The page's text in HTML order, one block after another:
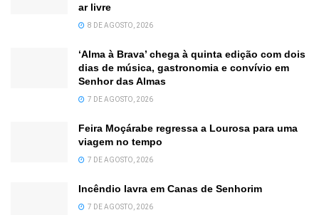
ar livre
8 DE AGOSTO, 2026
‘Alma à Brava’ chega à quinta edição com dois
dias de música, gastronomia e convívio em
Senhor das Almas
7 DE AGOSTO, 2026
Feira Moçárabe regressa a Lourosa para uma
viagem no tempo
7 DE AGOSTO, 2026
Incêndio lavra em Canas de Senhorim
7 DE AGOSTO, 2026